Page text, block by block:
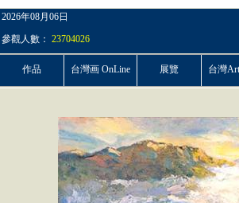
2026年08月06日
參觀人數： 23704026
作品 台灣画 OnLine 展覽 台灣